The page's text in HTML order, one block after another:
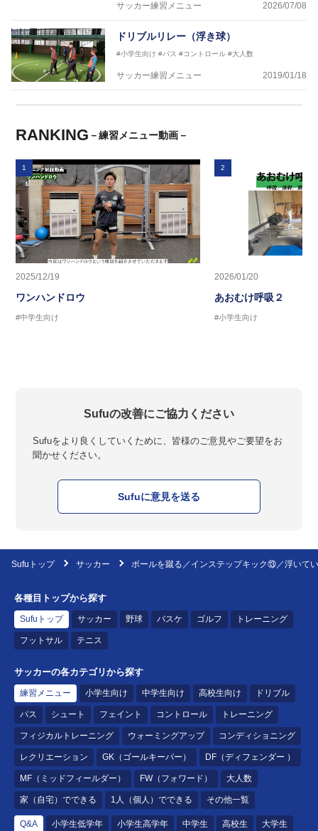
サッカー練習メニュー 2026/07/08
ドリブルリレー（浮き球）
#小学生向け #パス #コントロール #大人数
サッカー練習メニュー 2019/01/18
RANKING －練習メニュー動画－
1
2025/12/19
ワンハンドロウ
#中学生向け
2
2026/01/20
あおむけ呼吸２
#小学生向け
Sufuの改善にご協力ください
Sufuをより良くしていくために、皆様のご意見やご要望をお
聞かせください。
Sufuに意見を送る
Sufuトップ サッカー ボールを蹴る／インステップキック⑬／浮いて
各種目トップから探す
Sufuトップ サッカー 野球 バスケ ゴルフ トレーニング
フットサル テニス
サッカーの各カテゴリから探す
練習メニュー 小学生向け 中学生向け 高校生向け ドリブル
パス シュート フェイント コントロール トレーニング
フィジカルトレーニング ウォーミングアップ コンディショニング
レクリエーション GK（ゴールキーパー） DF（ディフェンダー ）
MF（ミッドフィールダー） FW（フォワード） 大人数
家（自宅）でできる 1人（個人）でできる その他一覧
Q&A 小学生低学年 小学生高学年 中学生 高校生 大学生